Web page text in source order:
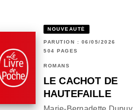
NOUVEAUTÉ
PARUTION : 06/05/2026
504 PAGES
ROMANS
LE CACHOT DE
HAUTEFAILLE